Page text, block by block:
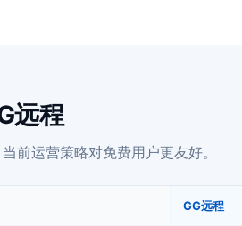
远程
前运营策略对免费用户更友好。
GG远程